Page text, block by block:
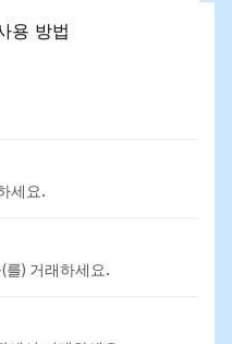
방법
세요.
를) 거래하세요.